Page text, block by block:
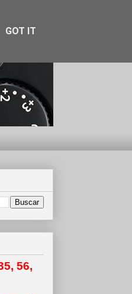
56,
GOT IT